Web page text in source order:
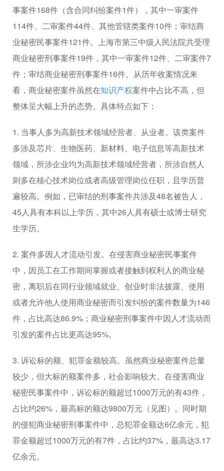
事案件168件（含合同纠纷案件1件），其中一审案件
114件、二审案件44件、其他管辖类案件10件；审结商
业秘密民事案件121件。上海市第三中级人民法院共受理
商业秘密刑事案件19件，其中一审案件12件、二审案件7
件；审结商业秘密刑事案件16件。从历年收案情况来
看，商业秘密案件虽然在知识产权案件中占比不高，但
整体呈大幅上升的态势。具体特点如下：
1. 当事人多为高新技术领域经营者、从业者。该类案件
多涉及芯片、生物医药、新材料、电子信息等高新技术
领域，所涉企业均为高新技术领域经营者，所涉自然人
则多在核心技术岗位或者高级管理岗位任职，且学历普
遍较高。例如，已审结的刑事案件共涉及48名被告人，
45人具有本科以上学历，其中26人具有硕士或博士研究
生学历。
2. 案件多因人才流动引发。在侵害商业秘密民事案件
中，因员工在工作期间掌握或者接触到权利人的商业秘
密，离职后在同行业领域就业、创业时非法披露、使用
或者允许他人使用商业秘密而引发纠纷的案件数量为146
件，占比高达86.9%；商业秘密刑事案件中因人才流动而
引发的案件占比更高达95%。
3. 诉讼标的额、犯罪金额较高。虽然商业秘密案件总量
较少，但大标的额案件多，社会影响较大。在侵害商业
秘密民事案件中，诉讼标的额超过1000万元的有43件，
占比约26%，最高标的额达9800万元（见图）。同时期
的侵犯商业秘密刑事案件中，总犯罪金额达6亿余元，犯
罪金额超过1000万元的有7件，占比约37%，最高达3.17
亿余元。